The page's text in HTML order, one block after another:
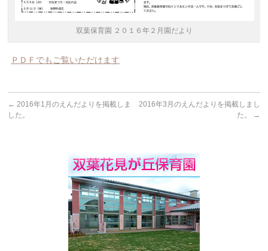
双葉保育園 ２０１６年２月園だより
ＰＤＦでもご覧いただけます
← 2016年1月のえんだよりを掲載しま
した。
2016年3月のえんだよりを掲載しまし
た。
→